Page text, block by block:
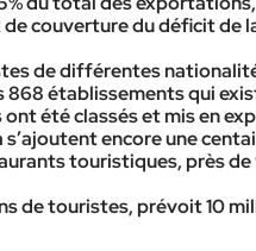
couverture du déficit de
de différentes
868 établissements qui
été classés et mis en
encore une
touristiques, près
de touristes, prévoit 10